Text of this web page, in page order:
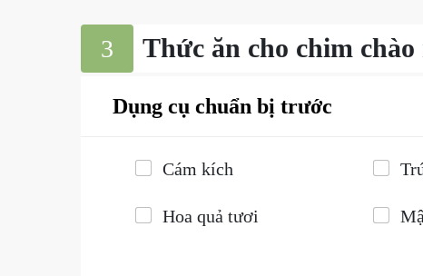
3 Thức ăn cho chim
Dụng cụ chuẩn bị trước
Cám kích
Hoa quả tươi